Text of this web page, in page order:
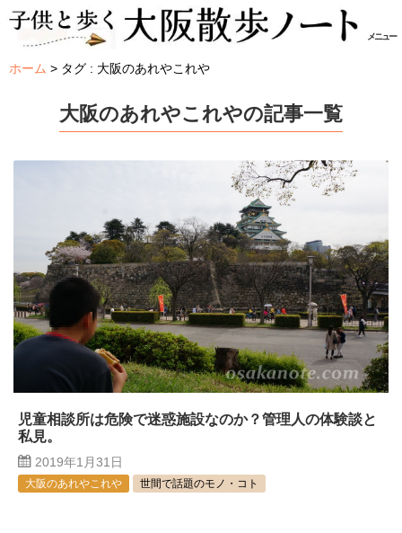
メニュー
ホーム タグ : 大阪のあれやこれや
大阪のあれやこれやの記事一覧
児童相談所は危険で迷惑施設なのか？管理人の体験談と
私見。
2019年1月31日
大阪のあれやこれや 世間で話題のモノ・コト